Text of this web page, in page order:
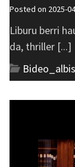
Posted on 2025-
Liburu berri
da, thriller [...]